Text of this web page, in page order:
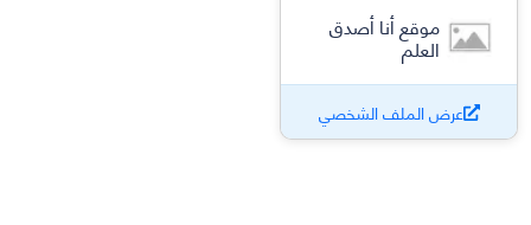
موقع أنا أصدق
العلم
عرض الملف الشخصي